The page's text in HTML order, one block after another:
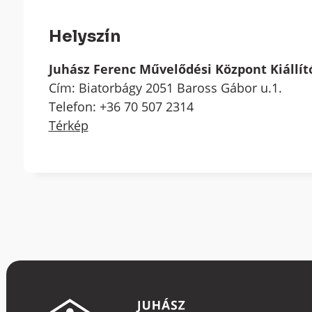
Helyszín
Juhász Ferenc Művelődési Központ
Cím: Biatorbágy 2051 Baross Gábor u.1.
Telefon: +36 70 507 2314
Térkép